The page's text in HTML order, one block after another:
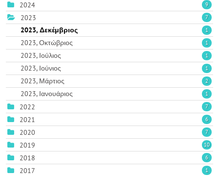
2024 9
2023 7
2023, Δεκέμβριος 1
2023, Οκτώβριος 1
2023, Ιούλιος 1
2023, Ιούνιος 1
2023, Μάρτιος 2
2023, Ιανουάριος 1
2022 7
2021 6
2020 7
2019 10
2018 6
2017 1